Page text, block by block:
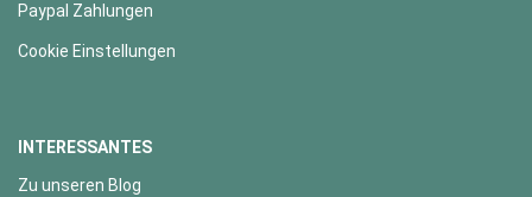
Paypal Zahlungen
Cookie Einstellungen
INTERESSANTES
Zu unseren Blog